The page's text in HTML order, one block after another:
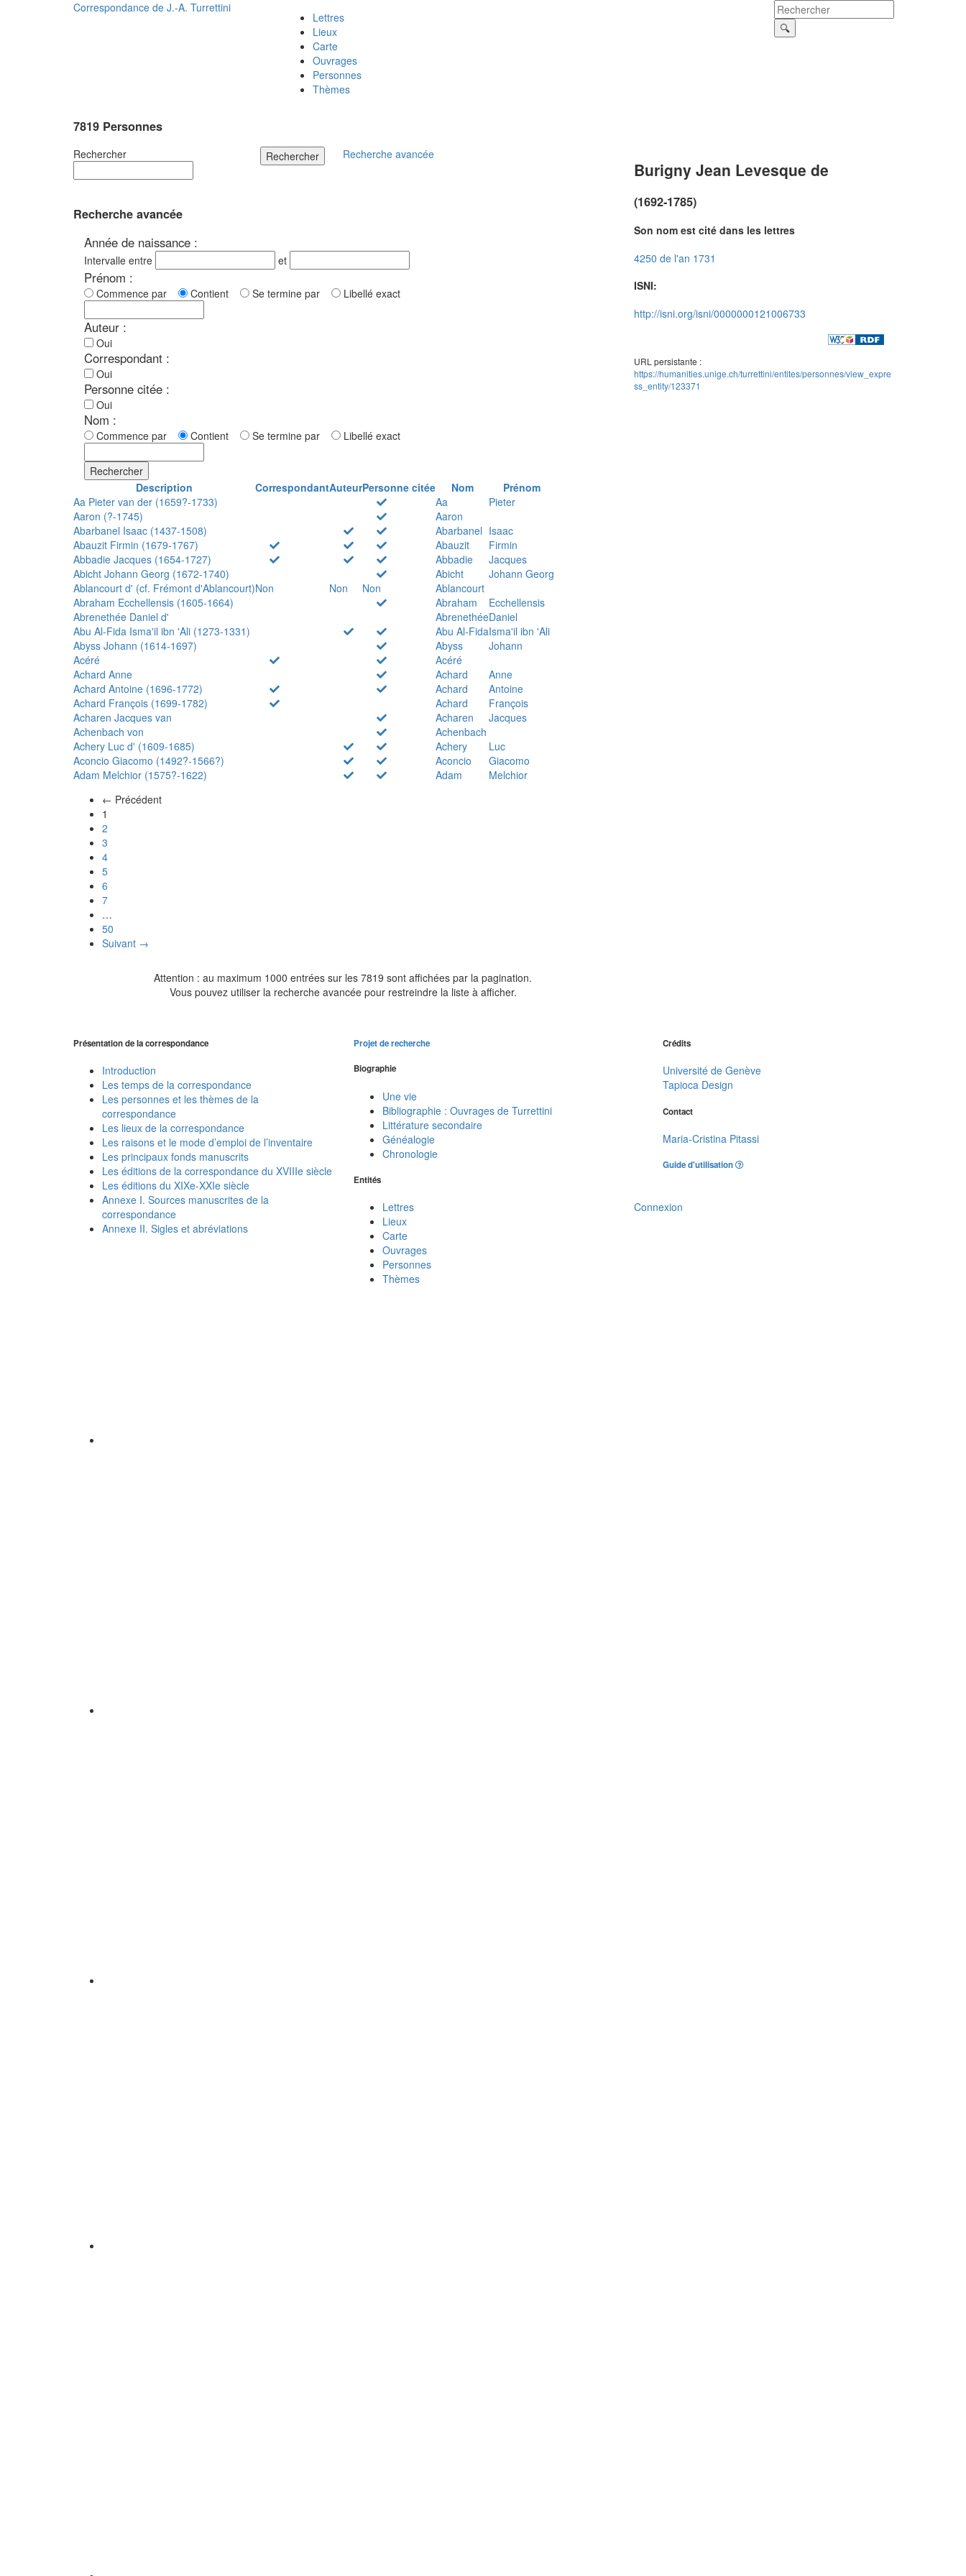
Correspondance de J.-A. Turrettini
Lettres
Lieux
Carte
Ouvrages
Personnes
Thèmes
7819 Personnes
Rechercher Rechercher Recherche avancée
Recherche avancée
Année de naissance :
Intervalle entre et
Prénom :
Commence par Contient Se termine par Libellé exact
Auteur :
Oui
Correspondant :
Oui
Personne citée :
Oui
Nom :
Commence par Contient Se termine par Libellé exact
Rechercher
Description
CorrespondantAuteurPersonne citée Nom
Prénom
Aa Pieter van der (1659?-1733)
Aa
Pieter
Aaron (?-1745)
Aaron
Abarbanel Isaac (1437-1508)
Abarbanel Isaac
Abauzit Firmin (1679-1767)
Abauzit
Firmin
Abbadie Jacques (1654-1727)
Abbadie
Jacques
Abicht Johann Georg (1672-1740)
Abicht
Johann Georg
Ablancourt d' (cf. Frémont d'Ablancourt)Non Non Non
Ablancourt
Abraham Ecchellensis (1605-1664)
Abraham
Ecchellensis
Abrenethée Daniel d'
AbrenethéeDaniel
Abu Al-Fida Isma'il ibn 'Ali (1273-1331)
Abu Al-FidaIsma'il ibn 'Ali
Abyss Johann (1614-1697)
Abyss
Johann
Acéré
Acéré
Achard Anne
Achard
Anne
Achard Antoine (1696-1772)
Achard
Antoine
Achard François (1699-1782)
Achard
François
Acharen Jacques van
Acharen
Jacques
Achenbach von
Achenbach
Achery Luc d' (1609-1685)
Achery
Luc
Aconcio Giacomo (1492?-1566?)
Aconcio
Giacomo
Adam Melchior (1575?-1622)
Adam
Melchior
← Précédent
1
2
3
4
5
6
7
…
50
Suivant →
Attention : au maximum 1000 entrées sur les 7819 sont affichées par la pagination.
Vous pouvez utiliser la recherche avancée pour restreindre la liste à afficher.
Burigny Jean Levesque de
(1692-1785)
Son nom est cité dans les lettres
4250 de l'an 1731
ISNI:
http://isni.org/isni/0000000121006733
URL persistante :
https://humanities.unige.ch/turrettini/entites/personnes/view_expre
ss_entity/123371
Présentation de la correspondance
Introduction
Les temps de la correspondance
Les personnes et les thèmes de la
correspondance
Les lieux de la correspondance
Les raisons et le mode d’emploi de l’inventaire
Les principaux fonds manuscrits
Les éditions de la correspondance du XVIIIe siècle
Les éditions du XIXe-XXIe siècle
Annexe I. Sources manuscrites de la
correspondance
Annexe II. Sigles et abréviations
Projet de recherche
Biographie
Une vie
Bibliographie : Ouvrages de Turrettini
Littérature secondaire
Généalogie
Chronologie
Entités
Lettres
Lieux
Carte
Ouvrages
Personnes
Thèmes
Crédits
Université de Genève
Tapioca Design
Contact
Maria-Cristina Pitassi
Guide d'utilisation
Connexion